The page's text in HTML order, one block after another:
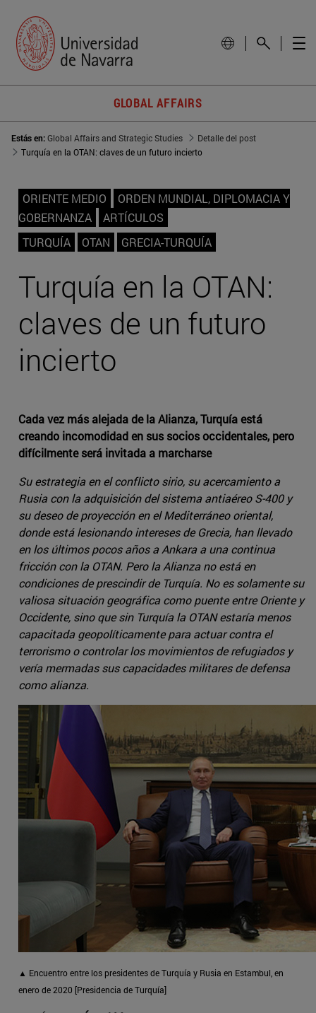
GLOBAL AFFAIRS
Estás en:Global Affairs and Strategic Studies
Detalle del post
Turquía en la OTAN: claves de un futuro incierto
ORIENTE MEDIO
ORDEN MUNDIAL, DIPLOMACIA Y
GOBERNANZA
ARTÍCULOS
TURQUÍA
OTAN GRECIA-TURQUÍA
Turquía en la OTAN:
claves de un futuro
incierto
Cada vez más alejada de la Alianza, Turquía está
creando incomodidad en sus socios occidentales, pero
difícilmente será invitada a marcharse
Su estrategia en el conflicto sirio, su acercamiento a
Rusia con la adquisición del sistema antiaéreo S-400 y
su deseo de proyección en el Mediterráneo oriental,
donde está lesionando intereses de Grecia, han llevado
en los últimos pocos años a Ankara a una continua
fricción con la OTAN. Pero la Alianza no está en
condiciones de prescindir de Turquía. No es solamente su
valiosa situación geográfica como puente entre Oriente y
Occidente, sino que sin Turquía la OTAN estaría menos
capacitada geopolíticamente para actuar contra el
terrorismo o controlar los movimientos de refugiados y
vería mermadas sus capacidades militares de defensa
como alianza.
▲ Encuentro entre los presidentes de Turquía y Rusia en Estambul, en
enero de 2020 [Presidencia de Turquía]